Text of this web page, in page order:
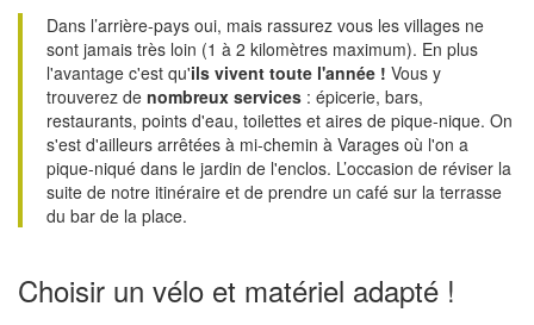
Dans l’arrière-pays oui, mais rassurez vous les villages ne
sont jamais très loin (1 à 2 kilomètres maximum). En plus
l'avantage c'est qu'ils vivent toute l'année ! Vous y
trouverez de nombreux services : épicerie, bars,
restaurants, points d'eau, toilettes et aires de pique-nique. On
s'est d'ailleurs arrêtées à mi-chemin à Varages où l'on a
pique-niqué dans le jardin de l'enclos. L’occasion de réviser la
suite de notre itinéraire et de prendre un café sur la terrasse
du bar de la place.
Choisir un vélo et matériel adapté !